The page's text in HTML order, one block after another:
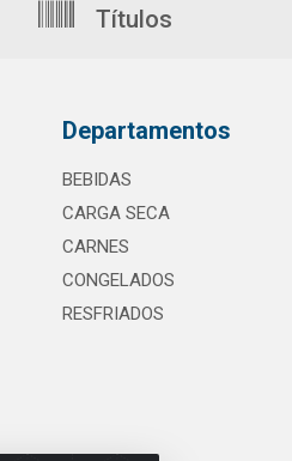
Títulos
Departamentos
BEBIDAS
CARGA SECA
CARNES
CONGELADOS
RESFRIADOS